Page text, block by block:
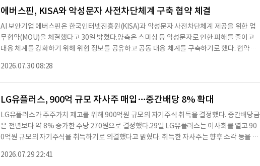
에버스핀, KISA와 악성문자 사전차단체계 구축 협약 체결
AI 보안기업 에버스핀은 한국인터넷진흥원(KISA)과 악성문자 사전차단체계 제공을 위한 업
무협약(MOU)을 체결했다고 30일 밝혔다.양측은 스미싱 등 악성문자로 인한 피해를 줄이고
대응 체계를 강화하기 위해 위협 정보를 공유하고 공동 대응 체계를 구축하기로 했다. 협약을
신사업법 개정으로 문자중계사와 재판매사의 악성문자 사전차단체계 구축이 의무화된 데 따
른 것이다. 개정안은 악성 URL과 개인정보 탈취를 유도하는 문구를 발송 이전 단계에서 탐지·
2026.07.30 08:28
LG유플러스, 900억 규모 자사주 매입…중간배당 8% 확대
LG유플러스가 주주가치 제고를 위해 900억원 규모의 자기주식 취득을 결정했다. 중간배당금
은 전년보다 약 8% 증가한 주당 270원으로 결정했다.29일 LG유플러스는 이사회를 열고 90
0억원 규모의 자기주식을 취득하기로 의결했다고 밝혔다. 취득한 자사주는 향후 소각 등을 통
발표한 기업가치 제고 계획인 '밸류업 플랜(Value-up Plan)'의 일환이다. LG유플러스는 중
2026.07.29 22:41